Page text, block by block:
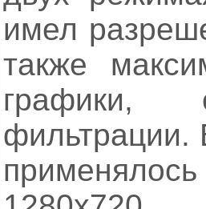
имел
также
графики,
фильтрации.